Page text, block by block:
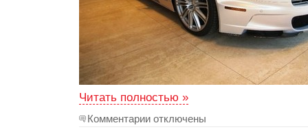
Читать полностью »
Комментарии отключены